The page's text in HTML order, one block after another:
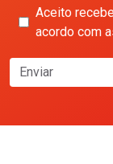
Aceito
acordo com
Enviar